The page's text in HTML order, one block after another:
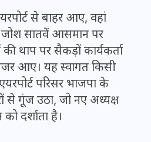
से बाहर आए, वहां
जोश सातवें आसमान पर
थाप पर सैकड़ों कार्यकर्ता
आए। यह स्वागत किसी
परिसर भाजपा के
से गूंज उठा, जो नए अध्यक्ष
दर्शाता है।